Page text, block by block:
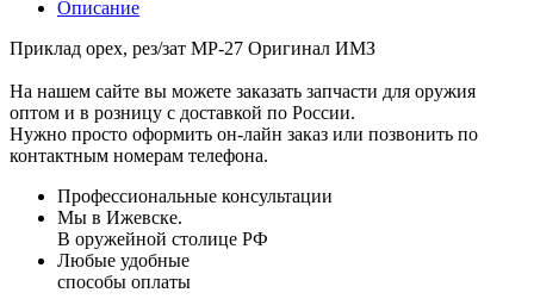
Описание
Приклад орех, рез/зат МР-27 Оригинал ИМЗ
На нашем сайте вы можете заказать запчасти для оружия
оптом и в розницу с доставкой по России.
Нужно просто оформить он-лайн заказ или позвонить по
контактным номерам телефона.
Профессиональные консультации
Мы в Ижевске.
В оружейной столице РФ
Любые удобные
способы оплаты